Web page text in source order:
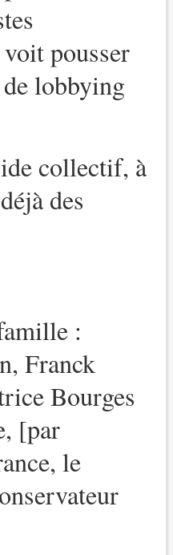
pousser
lobbying
collectif, à
des
:
Franck
Bourges
[par
le